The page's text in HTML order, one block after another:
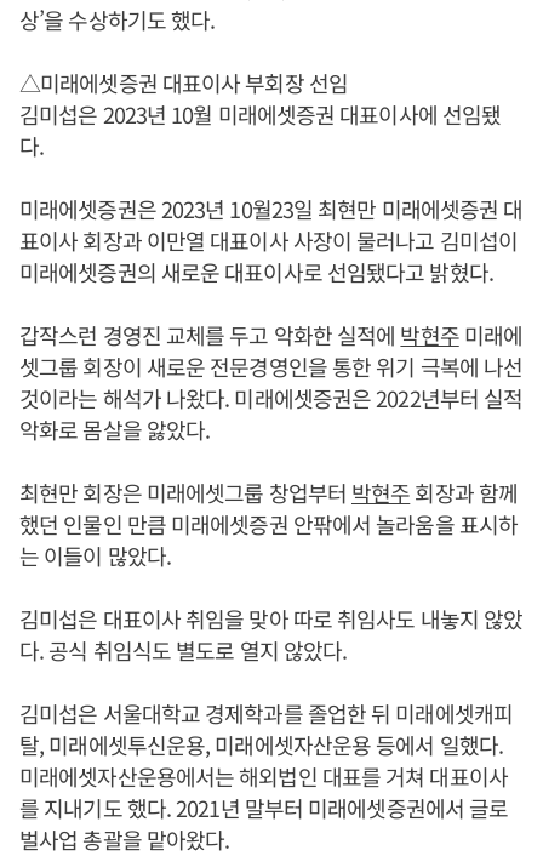
상’을 수상하기도 했다.
△미래에셋증권 대표이사 부회장 선임
김미섭은 2023년 10월 미래에셋증권 대표이사에 선임됐
다.
미래에셋증권은 2023년 10월23일 최현만 미래에셋증권 대
표이사 회장과 이만열 대표이사 사장이 물러나고 김미섭이
미래에셋증권의 새로운 대표이사로 선임됐다고 밝혔다.
갑작스런 경영진 교체를 두고 악화한 실적에 박현주미래에
셋그룹 회장이 새로운 전문경영인을 통한 위기 극복에 나선
것이라는 해석가 나왔다. 미래에셋증권은 2022년부터 실적
악화로 몸살을 앓았다.
최현만 회장은 미래에셋그룹 창업부터 박현주회장과 함께
했던 인물인 만큼 미래에셋증권 안팎에서 놀라움을 표시하
는 이들이 많았다.
김미섭은 대표이사 취임을 맞아 따로 취임사도 내놓지 않았
다. 공식 취임식도 별도로 열지 않았다.
김미섭은 서울대학교 경제학과를 졸업한 뒤 미래에셋캐피
탈, 미래에셋투신운용, 미래에셋자산운용 등에서 일했다.
미래에셋자산운용에서는 해외법인 대표를 거쳐 대표이사
를 지내기도 했다. 2021년 말부터 미래에셋증권에서 글로
벌사업 총괄을 맡아왔다.